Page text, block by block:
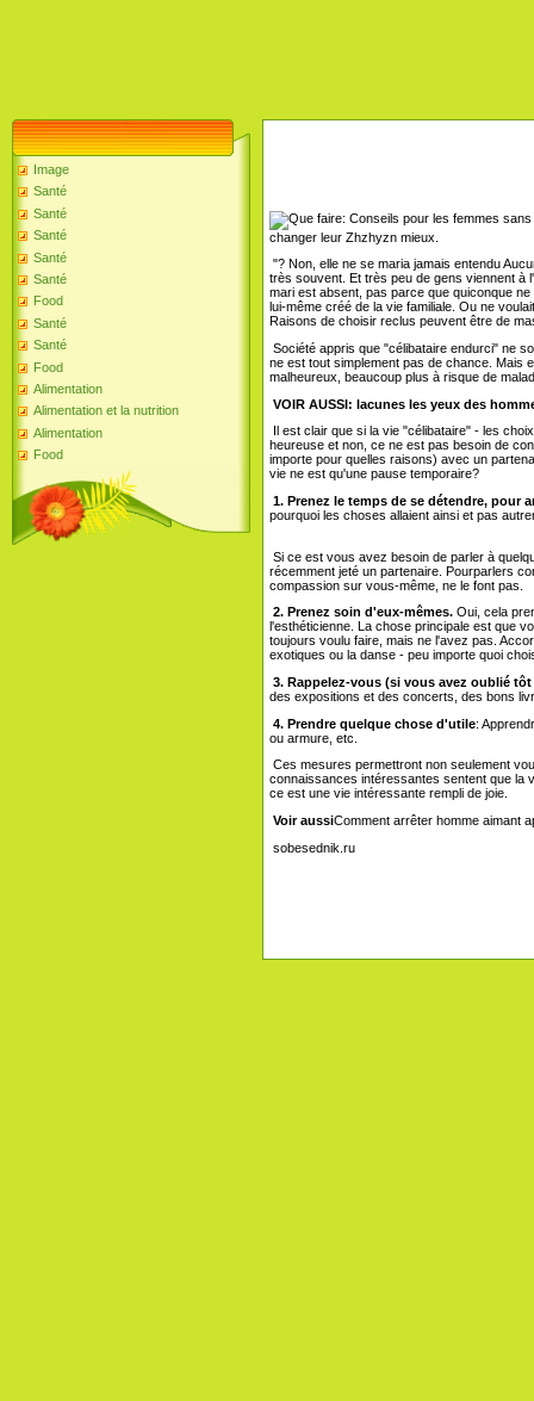
Image
Santé
Santé
Santé
Santé
Santé
Food
Santé
Santé
Food
Alimentation
Alimentation et la nutrition
Alimentation
Food
changer leur Zhzhyzn mieux.
"? Non, elle ne se maria jamais entendu
très souvent. Et très peu de gens viennent à
mari est absent, pas parce que quiconque
lui-même créé de la vie familiale. Ou ne
Raisons de choisir reclus peuvent être de
Société appris que "célibataire endurci" ne
ne est tout simplement pas de chance. Mais
malheureux, beaucoup plus à risque de
VOIR AUSSI: lacunes les yeux des
Il est clair que si la vie "célibataire" - les
heureuse et non, ce ne est pas besoin de
importe pour quelles raisons) avec un
vie ne est qu'une pause temporaire?
1. Prenez le temps de se détendre, pour
pourquoi les choses allaient ainsi et pas
Si ce est vous avez besoin de parler à
récemment jeté un partenaire. Pourparlers
compassion sur vous-même, ne le font pas.
2. Prenez soin d'eux-mêmes. Oui, cela
l'esthéticienne. La chose principale est que
toujours voulu faire, mais ne l'avez pas.
exotiques ou la danse - peu importe quoi
3. Rappelez-vous (si vous avez oublié
des expositions et des concerts, des bons
4. Prendre quelque chose d'utile:
ou armure, etc.
Ces mesures permettront non seulement
connaissances intéressantes sentent que la
ce est une vie intéressante rempli de joie.
Voir aussiComment arrêter homme aimant
sobesednik.ru